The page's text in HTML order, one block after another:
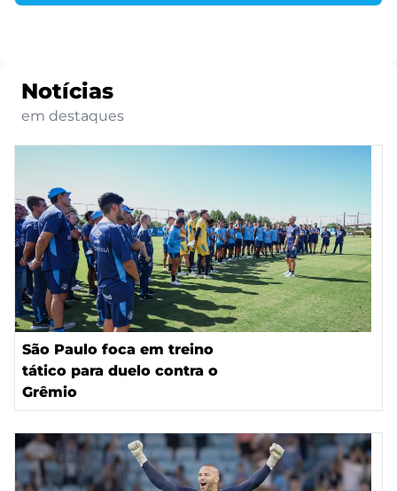
Notícias
em destaques
São Paulo foca em treino
tático para duelo contra o
Grêmio